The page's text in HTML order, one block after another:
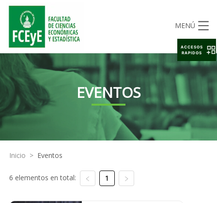
MENÚ
EVENTOS
Inicio > Eventos
6 elementos en total: 1
ACCESOS
RAPIDOS